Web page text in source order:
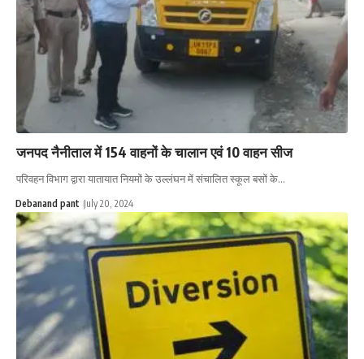
जनपद नैनीताल में 154 वाहनों के चालान एवं 10 वाहन सीज
परिवहन विभाग द्वारा यातायात नियमों के उल्लंघन में संचालित स्कूल बसों के…
Debanand pant July 20, 2024